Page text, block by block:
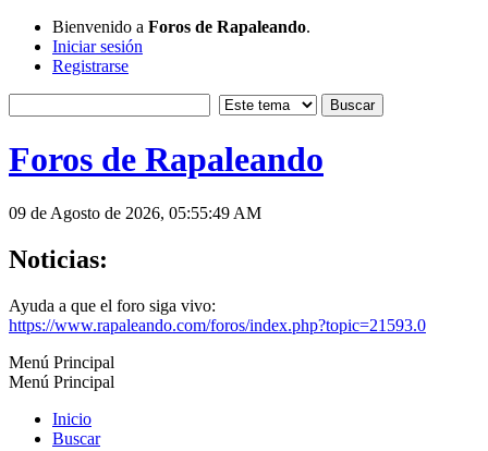
Bienvenido a Foros de Rapaleando.
Iniciar sesión
Registrarse
Foros de Rapaleando
09 de Agosto de 2026, 05:55:49 AM
Noticias:
Ayuda a que el foro siga vivo:
https://www.rapaleando.com/foros/index.php?topic=21593.0
Menú Principal
Menú Principal
Inicio
Buscar